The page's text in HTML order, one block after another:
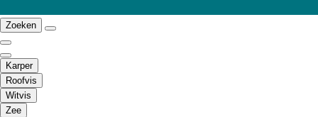
Zoeken
Karper
Roofvis
Witvis
Zee